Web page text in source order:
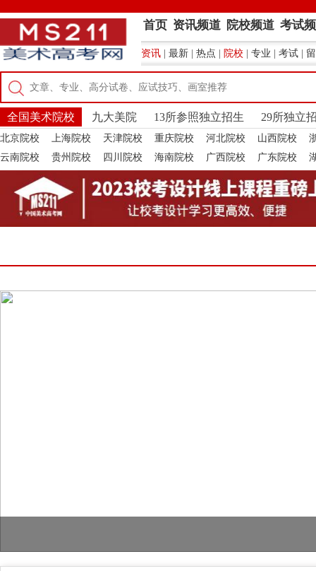
首页 资讯频道 院校频道 考试
资讯 最新 热点 院校 专业 考试
全国美术院校 九大美院 13所参照独立招生 29所独立
北京院校 上海院校 天津院校 重庆院校 河北院校 山西院校
云南院校
贵州院校 四川院校 海南院校 广西院校 广东院校